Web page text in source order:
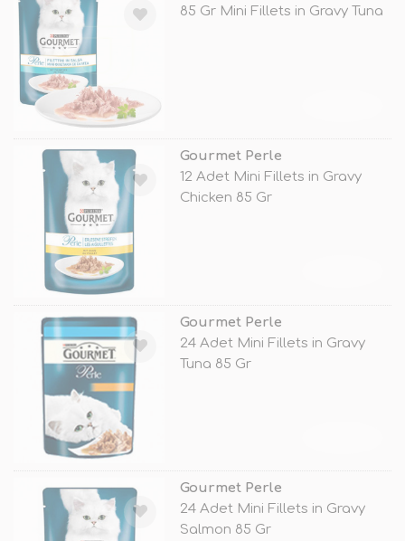
85 Gr Mini Fillets in Gravy Tuna
Gourmet Perle
12 Adet Mini Fillets in Gravy
Chicken 85 Gr
Gourmet Perle
24 Adet Mini Fillets in Gravy
Tuna 85 Gr
Gourmet Perle
24 Adet Mini Fillets in Gravy
Salmon 85 Gr